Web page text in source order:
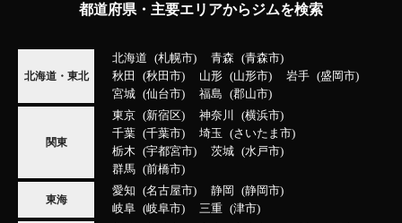
都道府県・主要エリアからジムを検索
北海道・東北
北海道 札幌市 青森
青森市
秋田
秋田市 山形 山形市 岩手
盛岡市
宮城
仙台市 福島 郡山市
関東
東京 新宿区 神奈川
横浜市
千葉
千葉市 埼玉
さいたま市
栃木
宇都宮市 茨城
水戸市
群馬
前橋市
東海
愛知 名古屋市 静岡
静岡市
岐阜
岐阜市 三重 津市